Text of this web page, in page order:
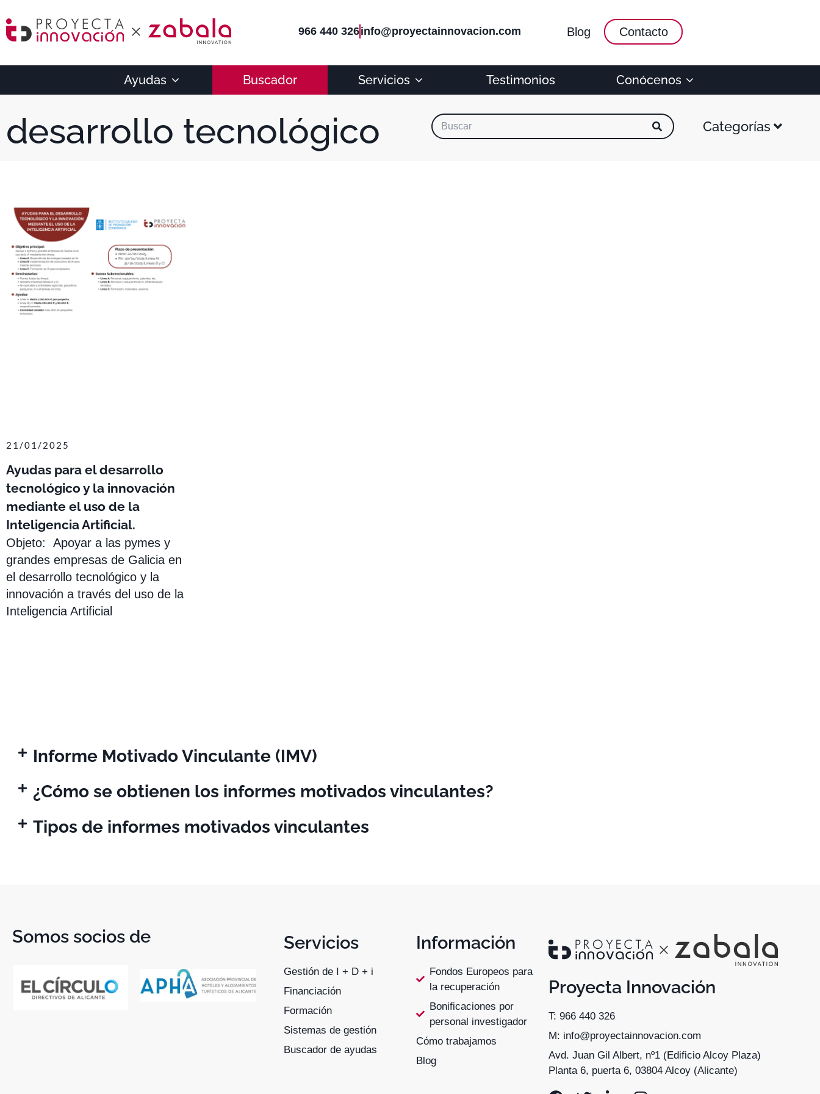
966 440 326info@proyectainnovacion.com Blog Contacto
Ayudas Buscador Servicios Testimonios Conócenos
desarrollo tecnológico Categorías
Ayudas para el desarrollo
tecnológico y la innovación
mediante el uso de la
Inteligencia Artificial.
21/01/2025
Objeto: Apoyar a las pymes y
grandes empresas de Galicia en
el desarrollo tecnológico y la
innovación a través del uso de la
Inteligencia Artificial
Informe Motivado Vinculante (IMV)
¿Cómo se obtienen los informes motivados vinculantes?
Tipos de informes motivados vinculantes
Somos socios de Servicios
Gestión de I + D + i
Financiación
Formación
Sistemas de gestión
Buscador de ayudas
Información
Fondos Europeos para
la recuperación
Bonificaciones por
personal investigador
Cómo trabajamos
Blog
Proyecta Innovación
T: 966 440 326
M: info@proyectainnovacion.com
Avd. Juan Gil Albert, nº1 (Edificio Alcoy Plaza)
Planta 6, puerta 6, 03804 Alcoy (Alicante)